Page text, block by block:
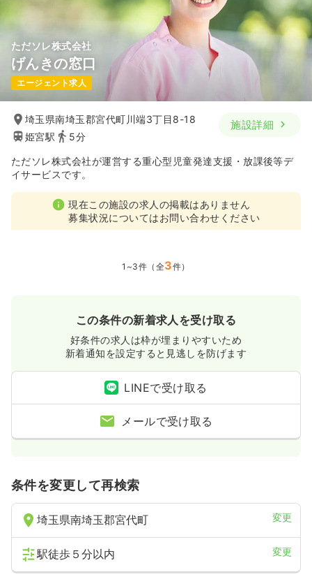
ただソレ株式会社
げんきの窓口
エージェント求人
埼玉県南埼玉郡宮代町川端3丁目8-18
姫宮駅
5分
施設詳細
ただソレ株式会社が運営する重心型児童発達支援・放課後等デ
イサービスです。
現在この施設の求人の掲載はありません
募集状況についてはお問い合わせください
1~3件（全3件）
この条件の新着求人を受け取る
好条件の求人は枠が埋まりやすいため
新着通知を設定すると見逃しを防げます
LINEで受け取る
メールで受け取る
条件を変更して再検索
埼玉県南埼玉郡宮代町 変更
駅徒歩５分以内 変更